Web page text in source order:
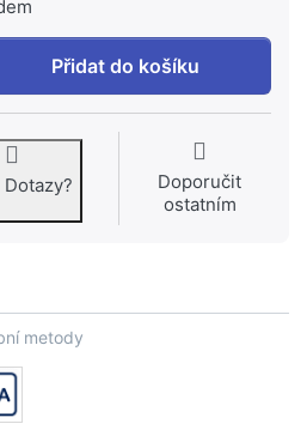
FLEXIRA xConnect System,
Přidat do košíku
Dotazy?
Doporučit
ostatním
metody